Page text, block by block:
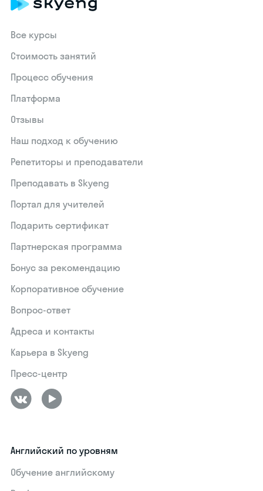
Все курсы
Стоимость занятий
Процесс обучения
Платформа
Отзывы
Наш подход к обучению
Репетиторы и преподаватели
Преподавать в Skyeng
Портал для учителей
Подарить сертификат
Партнерская программа
Бонус за рекомендацию
Корпоративное обучение
Вопрос-ответ
Адреса и контакты
Карьера в Skyeng
Пресс-центр
Английский по уровням
Обучение английскому